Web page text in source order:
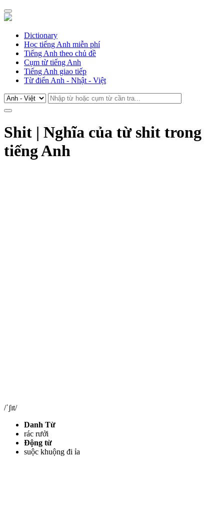
Dictionary
Học tiếng Anh miễn phí
Tiếng Anh theo chủ đề
Cụm từ tiếng Anh
Tiếng Anh giao tiếp
Từ điển Anh - Nhật - Việt
Shit | Nghĩa của từ shit trong
tiếng Anh
/ˈʃɪt/
Danh Từ
rác rưởi
Động từ
suộc khuộng đi ỉa